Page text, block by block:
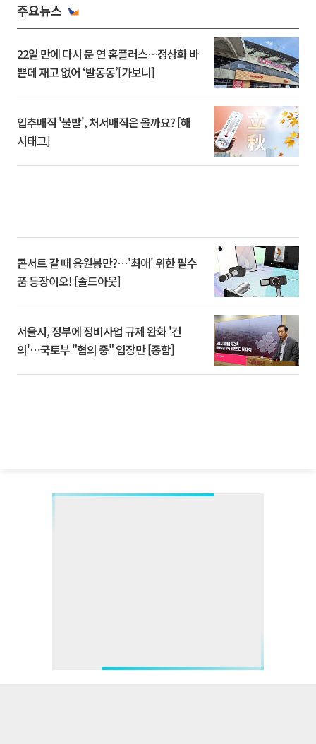
주요뉴스
22일 만에 다시 문 연 홈플러스…정상화 바
쁜데 재고 없어 ‘발동동’[가보니]
입추매직 '불발', 처서매직은 올까요? [해
시태그]
콘서트 갈 때 응원봉만?⋯'최애' 위한 필수
품 등장이오! [솔드아웃]
서울시, 정부에 정비사업 규제 완화 '건
의'⋯국토부 "협의 중" 입장만 [종합]